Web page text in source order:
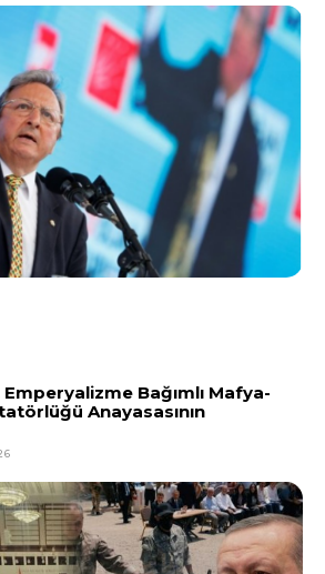
Emperyalizme Bağımlı Mafya-
Anayasasının